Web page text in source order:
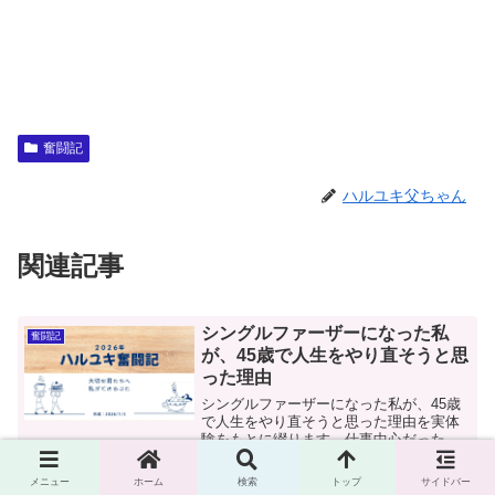
奮闘記
ハルユキ父ちゃん
関連記事
奮闘記
シングルファーザーになった私
が、45歳で人生をやり直そうと思
った理由
シングルファーザーになった私が、45歳
で人生をやり直そうと思った理由を実体
験をもとに綴ります。仕事中心だった
日々、離婚、親権、子どもとの約束を通
して、父親として歩み始めた新しい人生
メニュー ホーム 検索 トップ サイドバー